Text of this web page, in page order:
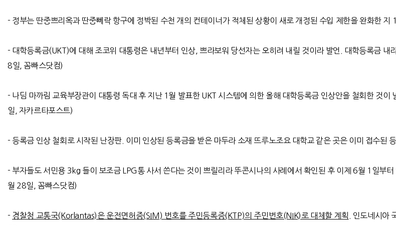
- 정부는 딴중쁘리옥과 딴중뻬락 항구에 정박된 수천 개의 컨테이너가 적체된 상황이 새로 개정된 수입 제한을 완화한 지
- 대학등록금(UKT)에 대해 조코위 대통령은 내년부터 인상, 쁘라보워 당선자는 오히려 내릴 것이라 발언 대학등록금 내
8일, 꼼빠스닷컴)
- 나딤 마까림 교육부장관이 대통령 독대 후 지난1 월 발표한UKT 시스템에 의한 올해 대학등록금 인상안을 철회한 것이
일, 자카르타포스트)
- 등록금 인상 철회로 시작된 난장판 이미 인상된 등록금을 받은 마두라 소재 뜨루노조요 대학교 같은 곳은 이미 접수된
- 부자들도 서민용 3kg 들이 보조금LPG통 사서 쓴다는 것이 쁘릴리라 뚜콘시나의 사례에서 확인된 후 이제 6월 1 일부터
월 28일, 꼼빠스닷컴)
- 경찰청 교통국(Korlantas)은 운전면허증(SIM) 번호를 주민등록증(KTP)의 주민번호(NIK)로 대체할 계획 . 인도네시아